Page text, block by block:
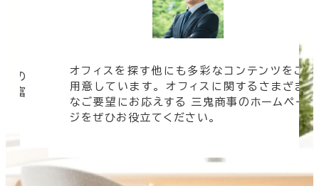
の
豊富
オフィスを探す他にも多彩なコンテンツをご
用意しています。 オフィスに関するさまざま
なご要望にお応えする 三鬼商事のホームペー
ジをぜひお役立てください。